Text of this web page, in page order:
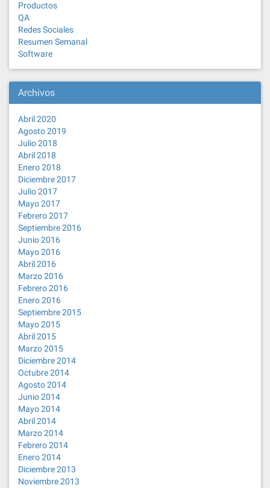
Productos
QA
Redes Sociales
Resumen Semanal
Software
Archivos
Abril 2020
Agosto 2019
Julio 2018
Abril 2018
Enero 2018
Diciembre 2017
Julio 2017
Mayo 2017
Febrero 2017
Septiembre 2016
Junio 2016
Mayo 2016
Abril 2016
Marzo 2016
Febrero 2016
Enero 2016
Septiembre 2015
Mayo 2015
Abril 2015
Marzo 2015
Diciembre 2014
Octubre 2014
Agosto 2014
Junio 2014
Mayo 2014
Abril 2014
Marzo 2014
Febrero 2014
Enero 2014
Diciembre 2013
Noviembre 2013